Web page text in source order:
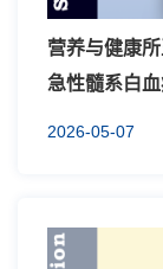
营养与健康
急性髓系白
2026-05-07